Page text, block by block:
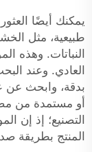
يمكنك أيضًا
طبيعية، مثل
النباتات. وهذه
العادي. وعند
بدقة، وابحث عن
أو مستمدة من
التصنيع؛ إذ إن
المنتج بطريقة